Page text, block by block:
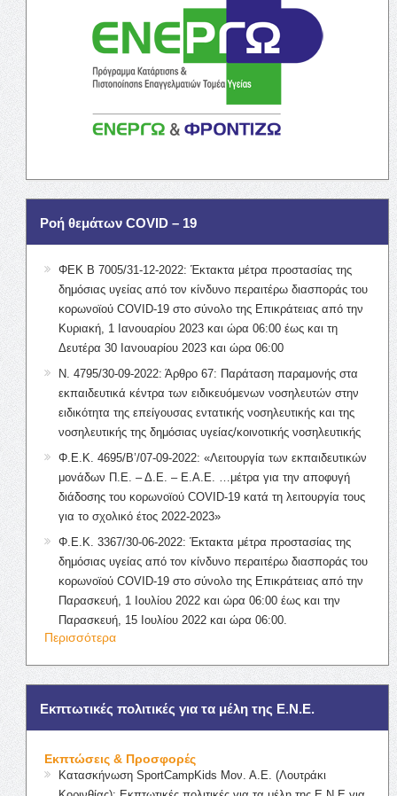
Ροή θεμάτων COVID – 19
ΦΕΚ Β 7005/31-12-2022: Έκτακτα μέτρα προστασίας της
δημόσιας υγείας από τον κίνδυνο περαιτέρω διασποράς του
κορωνοϊού COVID-19 στο σύνολο της Επικράτειας από την
Κυριακή, 1 Ιανουαρίου 2023 και ώρα 06:00 έως και τη
Δευτέρα 30 Ιανουαρίου 2023 και ώρα 06:00
Ν. 4795/30-09-2022: Άρθρο 67: Παράταση παραμονής στα
εκπαιδευτικά κέντρα των ειδικευόμενων νοσηλευτών στην
ειδικότητα της επείγουσας εντατικής νοσηλευτικής και της
νοσηλευτικής της δημόσιας υγείας/κοινοτικής νοσηλευτικής
Φ.Ε.Κ. 4695/Β’/07-09-2022: «Λειτουργία των εκπαιδευτικών
μονάδων Π.Ε. – Δ.Ε. – Ε.Α.Ε. …μέτρα για την αποφυγή
διάδοσης του κορωνοϊού COVID-19 κατά τη λειτουργία τους
για το σχολικό έτος 2022-2023»
Φ.Ε.Κ. 3367/30-06-2022: Έκτακτα μέτρα προστασίας της
δημόσιας υγείας από τον κίνδυνο περαιτέρω διασποράς του
κορωνοϊού COVID-19 στο σύνολο της Επικράτειας από την
Παρασκευή, 1 Ιουλίου 2022 και ώρα 06:00 έως και την
Παρασκευή, 15 Ιουλίου 2022 και ώρα 06:00.
Περισσότερα
Εκπτωτικές πολιτικές για τα μέλη της Ε.Ν.Ε.
Εκπτώσεις & Προσφορές
Κατασκήνωση SportCampKids Μον. Α.Ε. (Λουτράκι